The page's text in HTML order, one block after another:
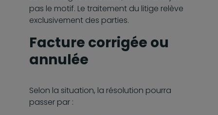
pas le motif. Le traitement du litige relève
exclusivement des parties.
Facture corrigée ou
annulée
Selon la situation, la résolution pourra
passer par :